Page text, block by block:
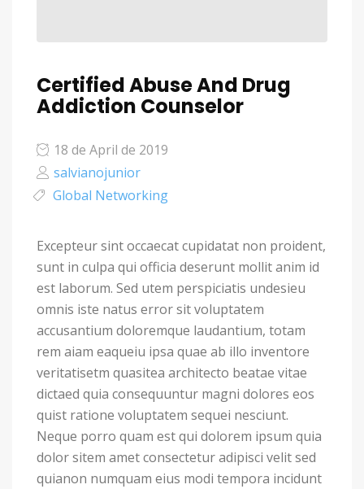
Certified Abuse And Drug
Addiction Counselor
18 de April de 2019
salvianojunior
Global Networking
Excepteur sint occaecat cupidatat non proident,
sunt in culpa qui officia deserunt mollit anim id
est laborum. Sed utem perspiciatis undesieu
omnis iste natus error sit voluptatem
accusantium doloremque laudantium, totam
rem aiam eaqueiu ipsa quae ab illo inventore
veritatisetm quasitea architecto beatae vitae
dictaed quia consequuntur magni dolores eos
quist ratione voluptatem sequei nesciunt.
Neque porro quam est qui dolorem ipsum quia
dolor sitem amet consectetur adipisci velit sed
quianon numquam eius modi tempora incidunt